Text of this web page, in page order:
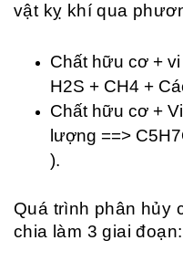
vật kỵ khí qua
Chất hữu cơ +
H2S + CH4 +
Chất hữu cơ +
lượng ==>
).
Quá trình phân hủy
chia làm 3 giai đoạn: